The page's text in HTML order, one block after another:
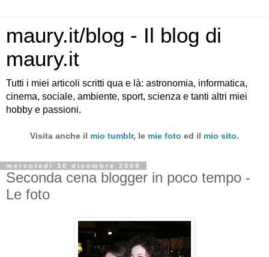
maury.it/blog - Il blog di
maury.it
Tutti i miei articoli scritti qua e là: astronomia, informatica,
cinema, sociale, ambiente, sport, scienza e tanti altri miei
hobby e passioni.
Visita anche il mio tumblr, le mie foto ed il mio sito.
mercoledì 30 dicembre 2009
Seconda cena blogger in poco tempo -
Le foto